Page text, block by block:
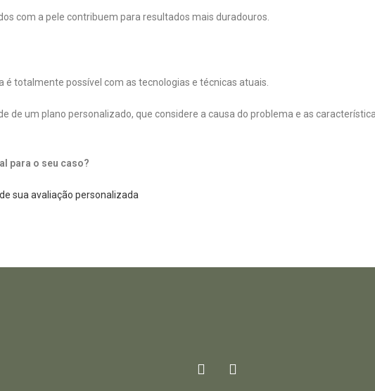
com a pele contribuem para resultados mais duradouros.
é totalmente possível com as tecnologias e técnicas atuais.
de um plano personalizado, que considere a causa do problema e as
para o seu caso?
sua avaliação personalizada